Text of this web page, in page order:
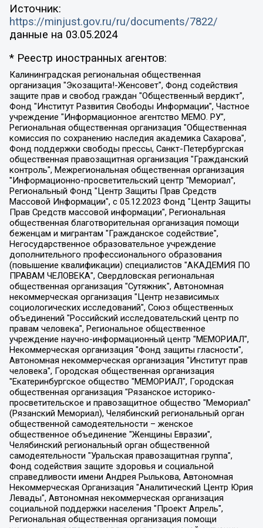
Источник:
https://minjust.gov.ru/ru/documents/7822/
данные на 03.05.2024
* Реестр иностранных агентов:
Калининградская региональная общественная организация "Экозащита!-Женсовет", Фонд содействия защите прав и свобод граждан "Общественный вердикт", Фонд "Институт Развития Свободы Информации", Частное учреждение "Информационное агентство МЕМО. РУ", Региональная общественная организация "Общественная комиссия по сохранению наследия академика Сахарова", Фонд поддержки свободы прессы, Санкт-Петербургская общественная правозащитная организация "Гражданский контроль", Межрегиональная общественная организация "Информационно-просветительский центр "Мемориал", Региональный Фонд "Центр Защиты Прав Средств Массовой Информации", с 05.12.2023 Фонд "Центр Защиты Прав Средств массовой информации", Региональная общественная благотворительная организация помощи беженцам и мигрантам "Гражданское содействие", Негосударственное образовательное учреждение дополнительного профессионального образования (повышение квалификации) специалистов "АКАДЕМИЯ ПО ПРАВАМ ЧЕЛОВЕКА", Свердловская региональная общественная организация "Сутяжник", Автономная некоммерческая организация "Центр независимых социологических исследований", Союз общественных объединений "Российский исследовательский центр по правам человека", Региональное общественное учреждение научно-информационный центр "МЕМОРИАЛ", Некоммерческая организация "Фонд защиты гласности", Автономная некоммерческая организация "Институт прав человека", Городская общественная организация "Екатеринбургское общество "МЕМОРИАЛ", Городская общественная организация "Рязанское историко-просветительское и правозащитное общество "Мемориал" (Рязанский Мемориал), Челябинский региональный орган общественной самодеятельности – женское общественное объединение "Женщины Евразии", Челябинский региональный орган общественной самодеятельности "Уральская правозащитная группа", Фонд содействия защите здоровья и социальной справедливости имени Андрея Рылькова, Автономная Некоммерческая Организация "Аналитический Центр Юрия Левады", Автономная некоммерческая организация социальной поддержки населения "Проект Апрель", Региональная общественная организация помощи женщинам и детям, находящимся в кризисной ситуации "Информационно-методический центр "Анна", Фонд содействия развитию массовых коммуникаций и правовому просвещению "Так-так-Так", Фонд содействия устойчивому развитию "Серебряная тайга", Свердловский региональный общественный фонд социальных проектов "Новое время", "Idel.Реалии", Кавказ.Реалии, Крым.Реалии, Телеканал Настоящее Время, Татаро-башкирская служба Радио Свобода (Azatliq Radiosi), Радио Свободная Европа/Радио Свобода (PCE/PC), "Сибирь.Реалии", "Фактограф", Благотворительный фонд помощи осужденным и их семьям, Автономная некоммерческая организация "Институт глобализации и социальных движений", Фонд "В защиту прав заключенных", Частное учреждение "Центр поддержки и содействия развитию средств массовой информации", Пензенский региональный общественный благотворительный фонд "Гражданский союз", "Север.Реалии", Некоммерческая организация Фонд "Правовая инициатива", Общество с ограниченной ответственностью "Радио Свободная Европа/Радио Свобода", Чешское информационное агентство "MEDIUM-ORIENT", Красноярская региональная общественная организация "Мы против СПИДа", Камалягин Денис Николаевич, Маркелов Сергей Евгеньевич, Пономарев Лев Александрович, Савицкая Людмила Алексеевна, Автономная некоммерческая организация "Центр по работе с проблемой насилия "НАСИЛИЮ.НЕТ", Межрегиональный профессиональный союз работников здравоохранения "Альянс врачей", Юридическое лицо, зарегистрированное в Латвийской Республике, SIA "Medusa Project" (регистрационный номер 40103797863, дата регистрации 10.06.2014), Некоммерческая организация "Фонд по борьбе с коррупцией", Автономная некоммерческая организация "Институт права и публичной политики", Баданин Роман Сергеевич, Гликин Максим Александрович, Железнова Мария Михайловна, Лукьянова Юлия Сергеевна, Маетная Елизавета Витальевна, Маняхин Петр Борисович, Чуракова Ольга Владимировна, Ярош Юлия Петровна, Юридическое лицо "The Insider SIA", зарегистрированное в Риге, Латвийская Республика (дата регистрации 26.06.2015), являющееся администратором доменного имени интернет-издания "The Insider SIA", https://theins.ru, Постернак Алексей Евгеньевич, Рубин Михаил Аркадьевич, Анин Роман Александрович, Юридическое лицо Istories fonds, зарегистрированное в Латвийской Республике (регистрационный номер 50008295751, дата регистрации 24.02.2020), Великовский Дмитрий Александрович, Долинина Ирина Николаевна, Мароховская Алеся Алексеевна, Шлейнов Роман Юрьевич, Шмагун Олеся Валентиновна, Общество с ограниченной ответственностью "Альтаир 2021", Общество с ограниченной ответственностью "Вега 2021", Общество с ограниченной ответственностью "Главный редактор 2021", Общество с ограниченной ответственностью "Ромашки монолит", Важенков Артем Валерьевич, Ивановская областная общественная организация "Центр гендерных исследований", Гурман Юрий Альбертович, Медиапроект "ОВД-Инфо", Егоров Владимир Владимирович, Жилинский Владимир Александрович, Общество с ограниченной ответственностью "ЗП", Иванова София Юрьевна, Карезина Инна Павловна, Кильтау Екатерина Викторовна, Петров Алексей Викторович, Пискунов Сергей Евгеньевич, Смирнов Сергей Сергеевич, Тихонов Михаил Сергеевич, Общество с ограниченной ответственностью "ЖУРНАЛИСТ-ИНОСТРАННЫЙ АГЕНТ", Арапова Галина Юрьевна, Вольтская Татьяна Анатольевна, Американская компания "Mason G.E.S. Anonymous Foundation" (США), являющаяся владельцем интернет-издания https://mnews.world/, Компания "Stichting Bellingcat", зарегистрированная в Нидерландах (дата регистрации 11.07.2018), Захаров Андрей Вячеславович, Клепиковская Екатерина Дмитриевна, Общество с ограниченной ответственностью "МЕМО", Перл Роман Александрович, Симонов Евгений Алексеевич, Соловьева Елена Анатольевна, Сотников Даниил Владимирович, Сурначева Елизавета Дмитриевна, Автономная некоммерческая организация по защите прав человека и информированию населения "Якутия – Наше Мнение", Общество с ограниченной ответственностью "Москоу диджитал медиа", с 26.01.2023 Общество с ограниченной ответственностью "Чайка Белые сады", Ветошкина Валерия Валерьевна, Заговора Максим Александрович, Межрегиональное общественное движение "Российская ЛГБТ - сеть", Оленичев Максим Владимирович, Павлов Иван Юрьевич, Скворцова Елена Сергеевна, Общество с ограниченной ответственностью "Как бы инагент", Кочетков Игорь Викторович, Общество с ограниченной ответственностью "Честные выборы", Еланчик Олег Александрович, Общество с ограниченной ответственностью "Нобелевский призыв", Гималова Регина Эмилевна, Григорьев Андрей Валерьевич, Григорьева Алина Александровна, Ассоциация по содействию защите прав призывников, альтернативнослужащих и военнослужащих "Правозащитная группа "Гражданин.Армия.Право", Хисамова Регина Фаритовна, Автономная некоммерческая организация по реализации социально-правовых программ "Лилит", Дальневосточное общественное движение "Маяк", Санкт-Петербургская ЛГБТ-инициативная группа "Выход", Инициативная группа ЛГБТ+ "Реверс", Алексеев Андрей Викторович, Бекбулатова Таисия Львовна, Беляев Иван Михайлович, Владыкина Елена Сергеевна, Гельман Марат Александрович, Никульшина Вероника Юрьевна, Толоконникова Надежда Андреевна, Шендерович Виктор Анатольевич, Общество с ограниченной ответственностью "Данное сообщение", Общество с ограниченной ответственностью Издательский дом "Новая глава", Айнбиндер Александра Александровна, Московский комьюнити-центр для ЛГБТ+инициатив, Благотворительный фонд развития филантропии, Deutsche Welle (Германия, Kurt-Schumacher-Strasse 3, 53113 Bonn), Борзунова Мария Михайловна, Воробьев Виктор Викторович, Голубева Анна Львовна, Константинова Алла Михайловна, Малкова Ирина Владимировна, Мурадов Мурад Абдулгалимович, Осетинская Елизавета Николаевна, Понасенков Евгений Николаевич, Ганапольский Матвей Юрьевич, Киселев Евгений Алексеевич, Борухович Ирина Григорьевна, Дремин Иван Тимофеевич, Дубровский Дмитрий Викторович, Красноярская региональная общественная организация поддержки и развития альтернативных образовательных технологий и межкультурных коммуникаций "ИНТЕРРА", Маяковская Екатерина Алексеевна, Фейгин Марк Захарович, Филимонов Андрей Викторович, Дзугкоева Регина Николаевна, Доброхотов Роман Александрович, Дудь Юрий Александрович, Елкин Сергей Владимирович, Кругликов Кирилл Игоревич, Сабунаева Мария Леонидовна, Семенов Алексей Владимирович, Шаинян Карен Багратович, Шульман Екатерина Михайловна, Асафьев Артур Валерьевич, Вахштайн Виктор Семенович, Венедиктов Алексей Алексеевич, Лушникова Екатерина Евгеньевна, Волков Леонид Михайлович, Невзоров Александр Глебович, Пархоменко Сергей Борисович, Сироткин Ярослав Николаевич, Кара-Мурза Владимир Владимирович, Баранова Наталья Владимировна, Гозман Леонид Яковлевич, Кагарлицкий Борис Юльевич, Климарев Михаил Валерьевич, Милов Владимир Станиславович, Автономная некоммерческая организация Краснодарский центр современного искусства "Типография", Моргенштерн Алишер Тагирович, Соболь Любовь Эдуардовна, Общество с ограниченной ответственностью "ЛИЗА НОРМ", Каспаров Гарри Кимович, Ходорковский Михаил Борисович, Общество с ограниченной ответственностью "Апрельские тезисы", Данилович Ирина Брониславовна, Кашин Олег Владимирович, Петров Николай Владимирович, Пивоваров Алексей Владимирович, Соколов Михаил Владимирович, Цветкова Юлия Владимировна, Чичваркин Евгений Александрович, Комитет против пыток/Команда против пыток, Общество с ограниченной ответственностью "Первый научный", Общество с ограниченной ответственностью "Вертолет и ко", Белоцерковская Вероника Борисовна, Кац Максим Евгеньевич, Лазарева Татьяна Юрьевна, Шаведдинов Руслан Табризович, Яшин Илья Валерьевич, Общество с ограниченной ответственностью "Иноагент ААВ", Алешковский Дмитрий Петрович, Альбац Евгения Марковна, Быков Дмитрий Львович, Галямина Юлия Евгеньевна, Лойко Сергей Леонидович, Мартынов Кирилл Константинович, Медведев Сергей Александрович, Крашенинников Федор Геннадиевич, Гордеева Катерина Вл